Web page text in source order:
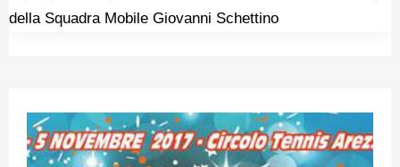
della Squadra Mobile Giovanni Schettino